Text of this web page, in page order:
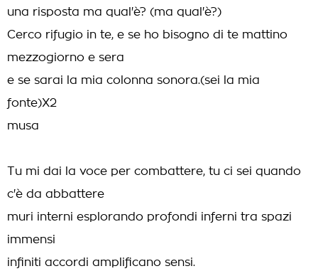
una risposta ma qual'è? (ma qual'è?)
Cerco rifugio in te, e se ho bisogno di te mattino
mezzogiorno e sera
e se sarai la mia colonna sonora.(sei la mia
fonte)X2
musa
Tu mi dai la voce per combattere, tu ci sei quando
c'è da abbattere
muri interni esplorando profondi inferni tra spazi
immensi
infiniti accordi amplificano sensi.